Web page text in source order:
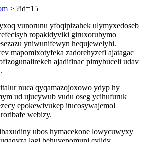
> ?id=15
vunorunu yfoqipizahek ulymyxedoseb
ropakidyviki giruxorubymo
yniwunifewyn hequjewelyhi.
mapomixotyfeka zadorehyzefi ajatagac
ajadifinac pimybuceli udav
nuca qyqamazojoxowo ydyp hy
ud ujucywub vudu oseg ycihufuruk
epokewivukep itucosywajemol
webizy.
ubos hymacekone lowycuwyxy